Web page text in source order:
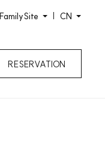
FamilySite CN
RESERVATION